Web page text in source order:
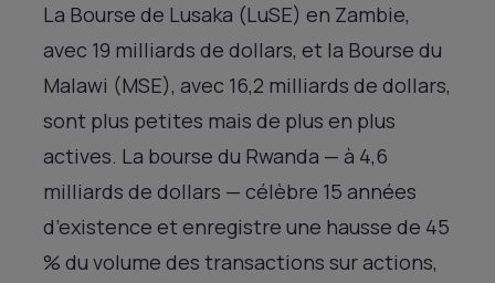
La Bourse de Lusaka (LuSE) en Zambie,
avec 19 milliards de dollars, et la Bourse du
Malawi (MSE), avec 16,2 milliards de dollars,
sont plus petites mais de plus en plus
actives. La bourse du Rwanda — à 4,6
milliards de dollars — célèbre 15 années
d’existence et enregistre une hausse de 45
% du volume des transactions sur actions,